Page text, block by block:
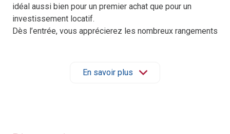
idéal aussi bien pour un premier achat que pour un
investissement locatif.
Dès l’entrée, vous apprécierez les nombreux rangements
séparée et équipée, de deux chambres confortables
salle de bains entièrement rénovée
En savoir plus